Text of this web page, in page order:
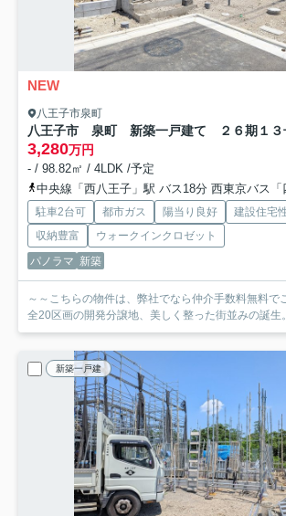
NEW
八王子市泉町
八王子市 泉町 新築一戸建て ２６期１
3,280万円
- / 98.82㎡ / 4LDK /予定
中央線「西八王子」駅 バス18分 西東京バス「四
駐車2台可 都市ガス 陽当り良好
建設住宅
収納豊富
ウォークインクロゼット
パノラマ 新築
～～こちらの物件は、弊社でなら仲介手数料無料で
全20区画の開発分譲地、美しく整った街並みの誕生
新築一戸建